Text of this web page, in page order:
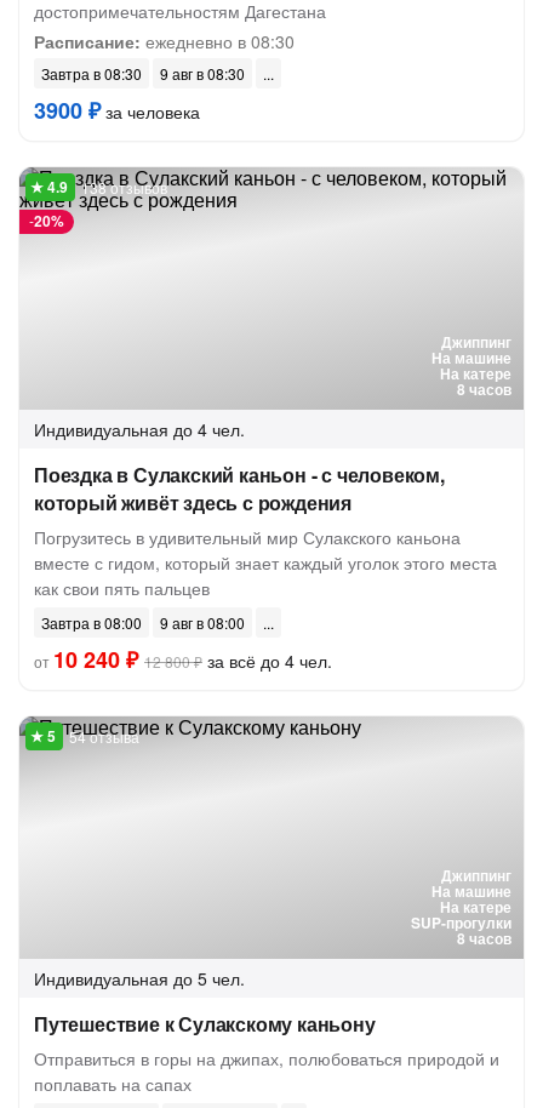
достопримечательностям Дагестана
Расписание: ежедневно в 08:30
Завтра в 08:30 9 авг в 08:30
3900 ₽за человека
Джиппинг
На машине
На катере
8 часов
-20%
138 отзывов
Индивидуальная до 4 чел.
Поездка в Сулакский каньон - с человеком,
который живёт здесь с рождения
Погрузитесь в удивительный мир Сулакского каньона
вместе с гидом, который знает каждый уголок этого места
как свои пять пальцев
Завтра в 08:00
9 авг в 08:00
от 10 240 ₽ 12 800 ₽ за всё до 4 чел.
Джиппинг
На машине
На катере
SUP-прогулки
8 часов
54 отзыва
Индивидуальная до 5 чел.
Путешествие к Сулакскому каньону
Отправиться в горы на джипах, полюбоваться природой и
поплавать на сапах